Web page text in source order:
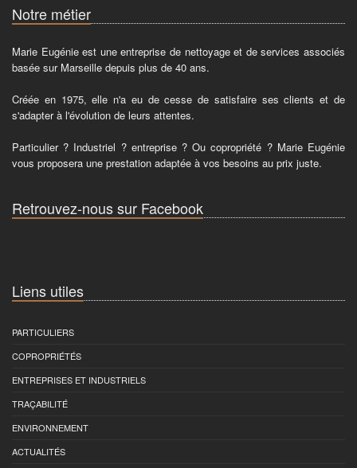
Notre métier
Marie Eugénie est une entreprise de nettoyage et de services associés
basée sur Marseille depuis plus de 40 ans.
Créée en 1975, elle n'a eu de cesse de satisfaire ses clients et de
s'adapter à l'évolution de leurs attentes.
Particulier ? Industriel ? entreprise ? Ou copropriété ? Marie Eugénie
vous proposera une prestation adaptée à vos besoins au prix juste.
Retrouvez-nous sur Facebook
Liens utiles
PARTICULIERS
COPROPRIÉTÉS
ENTREPRISES ET INDUSTRIELS
TRAÇABILITÉ
ENVIRONNEMENT
ACTUALITÉS